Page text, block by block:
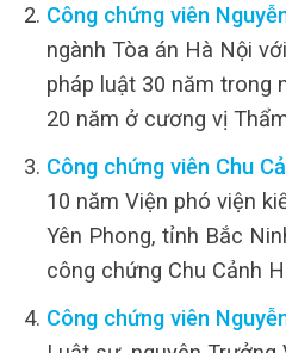
Công chứng viên
ngành Tòa án Hà Nội
pháp luật 30 năm trong
20 năm ở cương vị
Công chứng viên Chu
10 năm Viện phó viện
Yên Phong, tỉnh Bắc
công chứng Chu Cảnh
Công chứng viên